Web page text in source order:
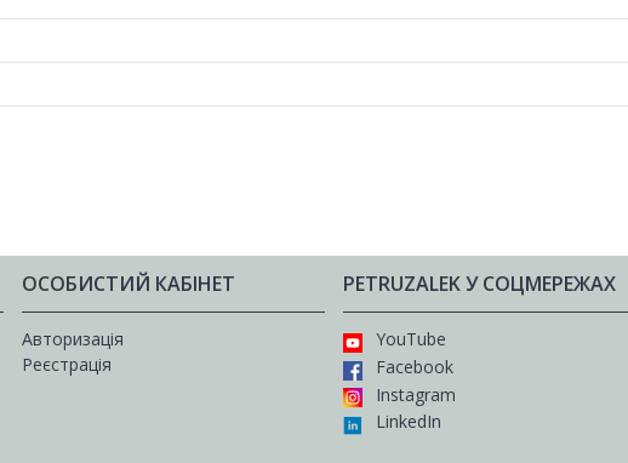
ОСОБИСТИЙ КАБІНЕТ
Авторизація
Реєстрація
PETRUZALEK У СОЦМЕРЕЖАХ
YouTube
Facebook
Instagram
LinkedIn